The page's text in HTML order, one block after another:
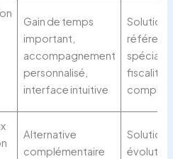
Gain de temps
important,
accompagnement
personnalisé,
interface intuitive
Solution
fiscalité
Alternative
complémentaire
Solutions